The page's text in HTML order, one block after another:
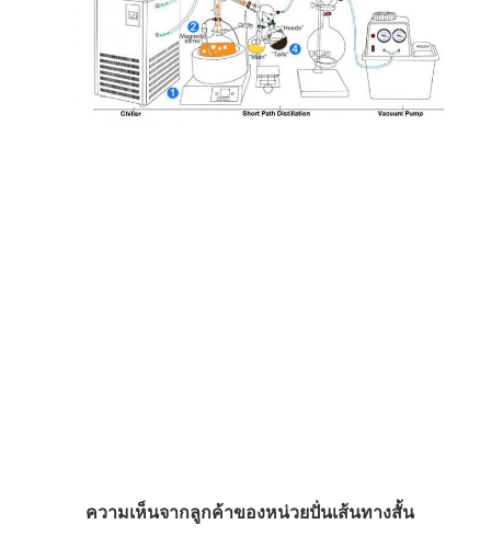
ความเห็นจากลูกค้าของหน่วยปั่นเส้นทางสั้น